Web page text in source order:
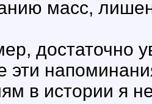
масс,
достаточно
эти
в истории я